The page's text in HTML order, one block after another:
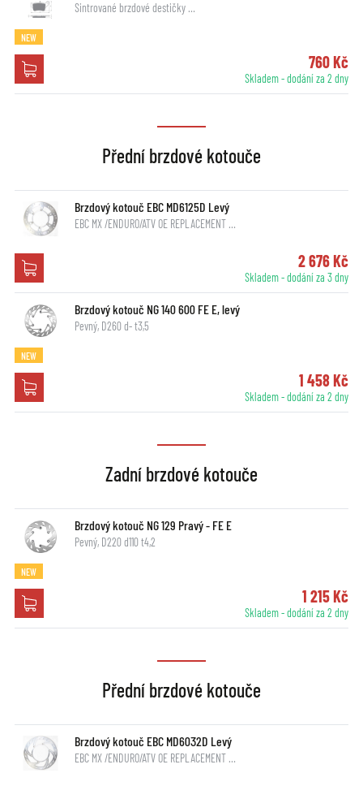
Sintrované brzdové destičky …
NEW
760 Kč
Skladem - dodání za 2 dny
Přední brzdové kotouče
Brzdový kotouč EBC MD6125D Levý
EBC MX /ENDURO/ATV OE REPLACEMENT …
2 676 Kč
Skladem - dodání za 3 dny
Brzdový kotouč NG 140 600 FE E, levý
Pevný, D260 d- t3,5
NEW
1 458 Kč
Skladem - dodání za 2 dny
Zadní brzdové kotouče
Brzdový kotouč NG 129 Pravý - FE E
Pevný, D220 d110 t4,2
NEW
1 215 Kč
Skladem - dodání za 2 dny
Přední brzdové kotouče
Brzdový kotouč EBC MD6032D Levý
EBC MX /ENDURO/ATV OE REPLACEMENT …